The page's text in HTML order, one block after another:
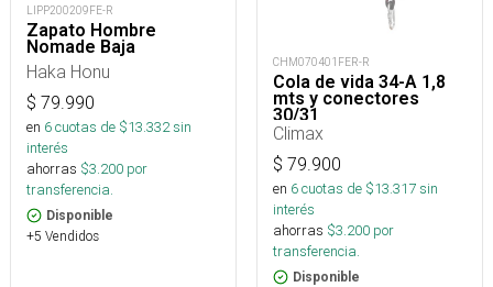
LIPP200209FE-R
Zapato Hombre
Nomade Baja
Haka Honu
$ 79.990
en 6cuotas de $13.332sin
interés
ahorras $3.200 por
transferencia.
Disponible
+5 Vendidos
CHM070401FER-R
Cola de vida 34-A 1,8
mts y conectores
30/31
Climax
$ 79.900
en 6cuotas de $13.317sin
interés
ahorras $3.200 por
transferencia.
Disponible